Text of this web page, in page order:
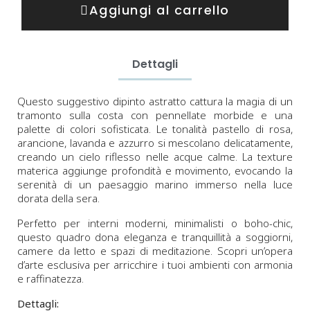
Aggiungi al carrello
Dettagli
Questo suggestivo dipinto astratto cattura la magia di un
tramonto sulla costa con pennellate morbide e una
palette di colori sofisticata. Le tonalità pastello di rosa,
arancione, lavanda e azzurro si mescolano delicatamente,
creando un cielo riflesso nelle acque calme. La texture
materica aggiunge profondità e movimento, evocando la
serenità di un paesaggio marino immerso nella luce
dorata della sera.
Perfetto per interni moderni, minimalisti o boho-chic,
questo quadro dona eleganza e tranquillità a soggiorni,
camere da letto e spazi di meditazione. Scopri un’opera
d’arte esclusiva per arricchire i tuoi ambienti con armonia
e raffinatezza.
Dettagli: